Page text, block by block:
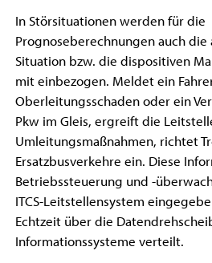
In Störsituationen werden für die
Prognoseberechnungen auch
Situation bzw. die dispositiven
mit einbezogen. Meldet ein
Oberleitungsschaden oder ein
Pkw im Gleis, ergreift die
Umleitungsmaßnahmen, richtet
Ersatzbusverkehre ein. Diese
Betriebssteuerung und -
ITCS-Leitstellensystem
Echtzeit über die
Informationssysteme verteilt.